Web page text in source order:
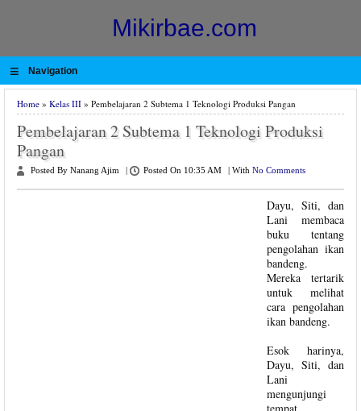
Mikirbae.com
≡ Navigation
Home » Kelas III » Pembelajaran 2 Subtema 1 Teknologi Produksi Pangan
Pembelajaran 2 Subtema 1 Teknologi Produksi
Pangan
Posted By Nanang Ajim Posted On 10:35 AM With No Comments
Dayu, Siti, dan
Lani membaca
buku tentang
pengolahan ikan
bandeng.
Mereka tertarik
untuk melihat
cara pengolahan
ikan bandeng.
Esok harinya,
Dayu, Siti, dan
Lani
mengunjungi